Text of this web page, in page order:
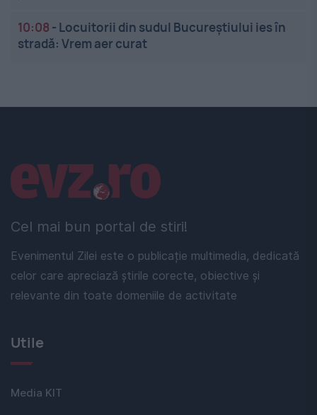
10:08 - Locuitorii din sudul Bucureștiului ies în
stradă: Vrem aer curat
Cel mai bun portal de stiri!
Evenimentul Zilei este o publicație multimedia, dedicată
celor care apreciază știrile corecte, obiective și
relevante din toate domeniile de activitate
Linkuri utile
Utile
Media KIT